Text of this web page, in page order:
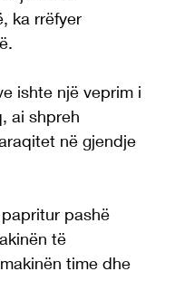
ka rrëfyer
ishte një veprim i
ai shpreh
në gjendje
pashë
të
time dhe